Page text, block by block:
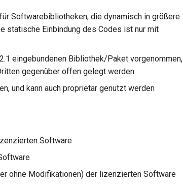
Softwarebibliotheken, die dynamisch in größere
statische Einbindung des Codes ist nur mit
eingebundenen Bibliothek/Paket vorgenommen,
gegenüber offen gelegt werden
und kann auch proprietär genutzt werden
Software
ohne Modifikationen) der lizenzierten Software